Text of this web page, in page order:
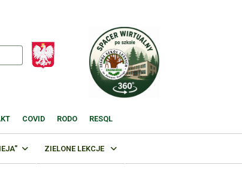
COVID RODO RESQL
ZIELONE LEKCJE